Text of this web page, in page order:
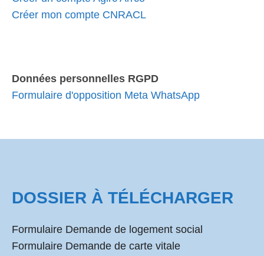
Créer mon compte CNRACL
Données personnelles RGPD
Formulaire d'opposition Meta WhatsApp
DOSSIER À TÉLÉCHARGER
Formulaire Demande de logement social
Formulaire Demande de carte vitale